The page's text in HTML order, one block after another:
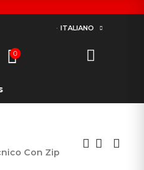
ITALIANO
0
Con Zip